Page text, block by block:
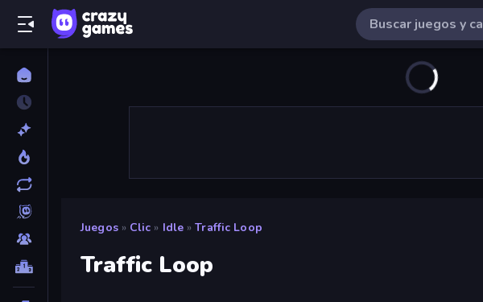
Juegos » Clic » Idle » Traffic Loop
Traffic Loop